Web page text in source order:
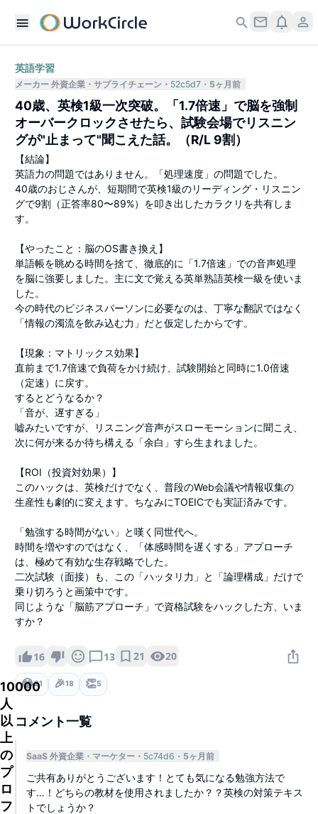
10000
人
以
上
の
プ
ロ
フ
英語学習
メーカー 外資企業 サプライチェーン 52c5d7 5ヶ月前
40歳、英検1級一次突破。「1.7倍速」で脳を強制
オーバークロックさせたら、試験会場でリスニン
グが"止まって"聞こえた話。（R/L 9割）
​【結論】
英語力の問題ではありません。「処理速度」の問題でした。
40歳のおじさんが、短期間で英検1級のリーディング・リスニン
グで9割（正答率80〜89%）を叩き出したカラクリを共有しま
す。
​【やったこと：脳のOS書き換え】
単語帳を眺める時間を捨て、徹底的に「1.7倍速」での音声処理
を脳に強要しました。主に文で覚える英単熟語英検一級を使いま
した。
今の時代のビジネスパーソンに必要なのは、丁寧な翻訳ではなく
「情報の濁流を飲み込む力」だと仮定したからです。
​【現象：マトリックス効果】
直前まで1.7倍速で負荷をかけ続け、試験開始と同時に1.0倍速
（定速）に戻す。
するとどうなるか？
「音が、遅すぎる」
嘘みたいですが、リスニング音声がスローモーションに聞こえ、
次に何が来るか待ち構える「余白」すら生まれました。
​【ROI（投資対効果）】
このハックは、英検だけでなく、普段のWeb会議や情報収集の
生産性も劇的に変えます。ちなみにTOEICでも実証済みです。
「勉強する時間がない」と嘆く同世代へ。
時間を増やすのではなく、「体感時間を遅くする」アプローチ
は、極めて有効な生存戦略でした。
​二次試験（面接）も、この「ハッタリ力」と「論理構成」だけで
乗り切ろうと画策中です。
同じような「脳筋アプローチ」で資格試験をハックした方、いま
すか？
16 13 21 20
😂21 🎉18 👏5
コメント一覧
SaaS 外資企業 マーケター 5c74d6 5ヶ月前
ご共有ありがとうございます！とても気になる勉強方法で
す…！どちらの教材を使用されましたか？？英検の対策テキス
トでしょうか？